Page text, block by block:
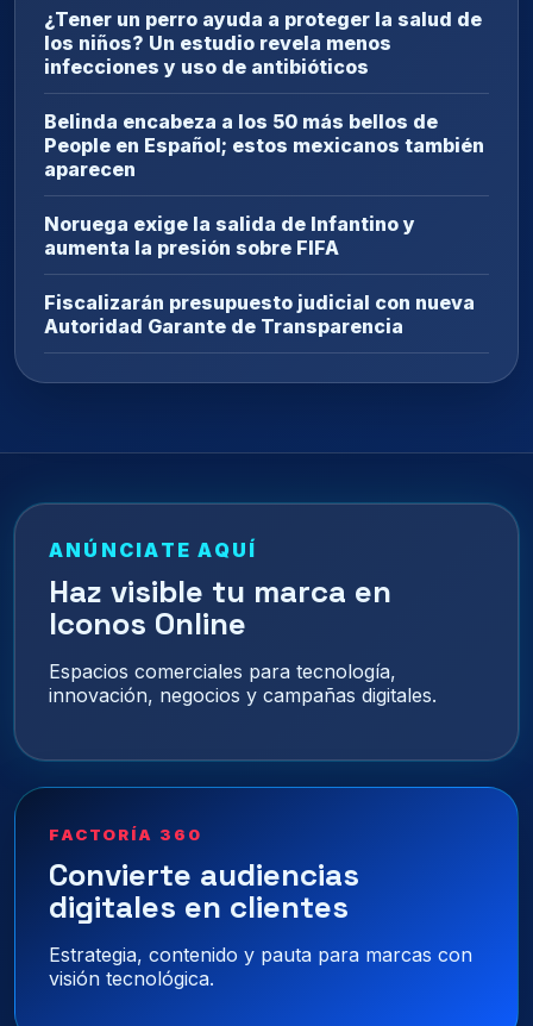
¿Tener un perro ayuda a proteger la salud de
los niños? Un estudio revela menos
infecciones y uso de antibióticos
Belinda encabeza a los 50 más bellos de
People en Español; estos mexicanos también
aparecen
Noruega exige la salida de Infantino y
aumenta la presión sobre FIFA
Fiscalizarán presupuesto judicial con nueva
Autoridad Garante de Transparencia
ANÚNCIATE AQUÍ
Haz visible tu marca en
Iconos Online
Espacios comerciales para tecnología,
innovación, negocios y campañas digitales.
FACTORÍA 360
Convierte audiencias
digitales en clientes
Estrategia, contenido y pauta para marcas con
visión tecnológica.